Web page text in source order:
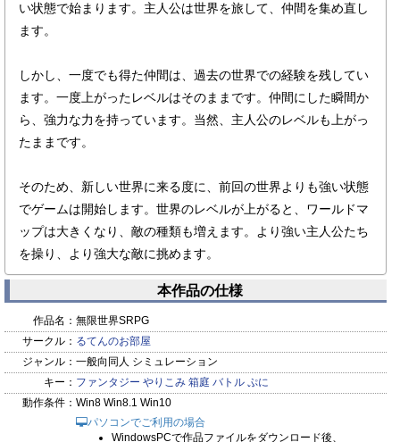
い状態で始まります。主人公は世界を旅して、仲間を集め直し
ます。
しかし、一度でも得た仲間は、過去の世界での経験を残してい
ます。一度上がったレベルはそのままです。仲間にした瞬間か
ら、強力な力を持っています。当然、主人公のレベルも上がっ
たままです。
そのため、新しい世界に来る度に、前回の世界よりも強い状態
でゲームは開始します。世界のレベルが上がると、ワールドマ
ップは大きくなり、敵の種類も増えます。より強い主人公たち
を操り、より強大な敵に挑めます。
本作品の仕様
作品名： 無限世界SRPG
サークル： るてんのお部屋
ジャンル： 一般向同人 シミュレーション
キー： ファンタジー やりこみ 箱庭 バトル ぷに
動作条件： Win8 Win8.1 Win10
パソコンでご利用の場合
WindowsPCで作品ファイルをダウンロード後、